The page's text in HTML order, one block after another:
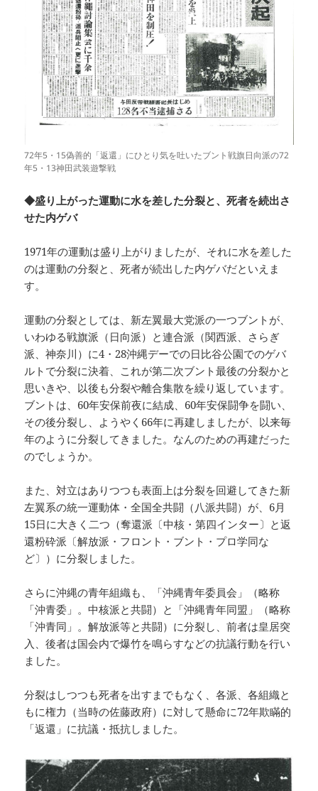
72年5・15偽善的「返還」にひとり気を吐いたブント戦旗日向派の72
年5・13神田武装遊撃戦
◆盛り上がった運動に水を差した分裂と、死者を続出さ
せた内ゲバ
1971年の運動は盛り上がりましたが、それに水を差した
のは運動の分裂と、死者が続出した内ゲバだといえま
す。
運動の分裂としては、新左翼最大党派の一つブントが、
いわゆる戦旗派（日向派）と連合派（関西派、さらぎ
派、神奈川）に4・28沖縄デーでの日比谷公園でのゲバ
ルトで分裂に決着、これが第二次ブント最後の分裂かと
思いきや、以後も分裂や離合集散を繰り返しています。
ブントは、60年安保前夜に結成、60年安保闘争を闘い、
その後分裂し、ようやく66年に再建しましたが、以来毎
年のように分裂してきました。なんのための再建だった
のでしょうか。
また、対立はありつつも表面上は分裂を回避してきた新
左翼系の統一運動体・全国全共闘（八派共闘）が、6月
15日に大きく二つ（奪還派〔中核・第四インター〕と返
還粉砕派〔解放派・フロント・ブント・プロ学同な
ど〕）に分裂しました。
さらに沖縄の青年組織も、「沖縄青年委員会」（略称
「沖青委」。中核派と共闘）と「沖縄青年同盟」（略称
「沖青同」。解放派等と共闘）に分裂し、前者は皇居突
入、後者は国会内で爆竹を鳴らすなどの抗議行動を行い
ました。
分裂はしつつも死者を出すまでもなく、各派、各組織と
もに権力（当時の佐藤政府）に対して懸命に72年欺瞞的
「返還」に抗議・抵抗しました。